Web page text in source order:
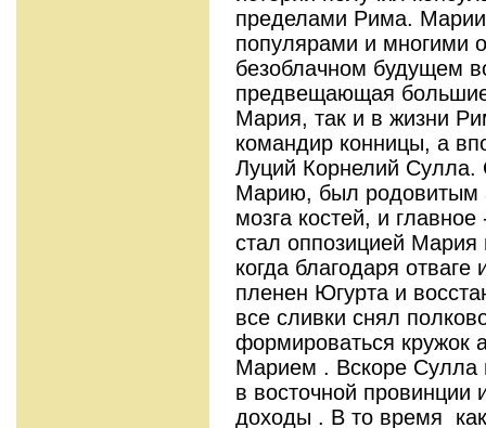
пределами Рима.
популярами и многими
безоблачном будущем
предвещающая
Мария, так и в жизни
командир конницы, а
Луций Корнелий Сулла.
Марию, был родовитым
мозга костей, и
стал оппозицией
когда благодаря
пленен Югурта и
все сливки снял
формироваться кружок
Марием . Вскоре Сулла
в восточной провинции
доходы . В то время